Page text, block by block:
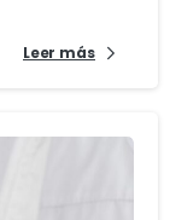
Leer más